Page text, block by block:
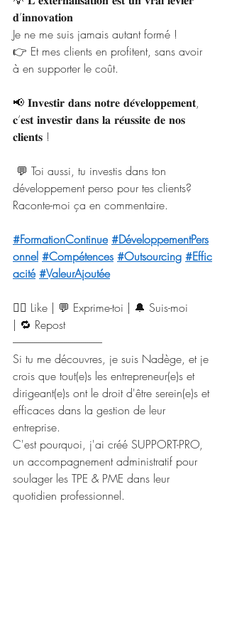
𝐝’𝐢𝐧𝐧𝐨𝐯𝐚𝐭𝐢𝐨𝐧
Je ne me suis jamais autant formé !
👉 Et mes clients en profitent, sans avoir
à en supporter le coût.
📢 𝐈𝐧𝐯𝐞𝐬𝐭𝐢𝐫 𝐝𝐚𝐧𝐬 𝐧𝐨𝐭𝐫𝐞 𝐝𝐞́𝐯𝐞𝐥𝐨𝐩𝐩𝐞𝐦𝐞𝐧𝐭,
𝐜’𝐞𝐬𝐭 𝐢𝐧𝐯𝐞𝐬𝐭𝐢𝐫 𝐝𝐚𝐧𝐬 𝐥𝐚 𝐫𝐞́𝐮𝐬𝐬𝐢𝐭𝐞 𝐝𝐞 𝐧𝐨𝐬
𝐜𝐥𝐢𝐞𝐧𝐭𝐬 !
💬 Toi aussi, tu investis dans ton
développement perso pour tes clients?
Raconte-moi ça en commentaire.
#FormationContinue #DéveloppementPers
onnel #Compétences #Outsourcing #Effic
acité #ValeurAjoutée
👍🏻 Like | 💬 Exprime-toi | 🔔 Suis-moi
| 🔁 Repost
------------------------------------------
Si tu me découvres, je suis Nadège, et je
crois que tout(e)s les entrepreneur(e)s et
dirigeant(e)s ont le droit d'être serein(e)s et
efficaces dans la gestion de leur
entreprise.
C'est pourquoi, j'ai créé SUPPORT-PRO,
un accompagnement administratif pour
soulager les TPE & PME dans leur
quotidien professionnel.